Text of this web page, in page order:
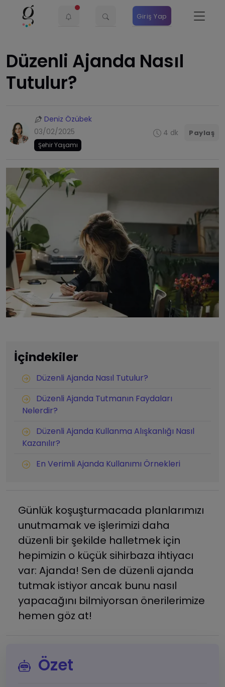
Giriş Yap
Düzenli Ajanda Nasıl
Tutulur?
Deniz Özübek
03/02/2025
Şehir Yaşamı
4 dk Paylaş
İçindekiler
Düzenli Ajanda Nasıl Tutulur?
Düzenli Ajanda Tutmanın Faydaları
Nelerdir?
Düzenli Ajanda Kullanma Alışkanlığı Nasıl
Kazanılır?
En Verimli Ajanda Kullanımı Örnekleri
Günlük koşuşturmacada planlarımızı
unutmamak ve işlerimizi daha
düzenli bir şekilde halletmek için
hepimizin o küçük sihirbaza ihtiyacı
var: Ajanda! Sen de düzenli ajanda
tutmak istiyor ancak bunu nasıl
yapacağını bilmiyorsan önerilerimize
hemen göz at!
Özet